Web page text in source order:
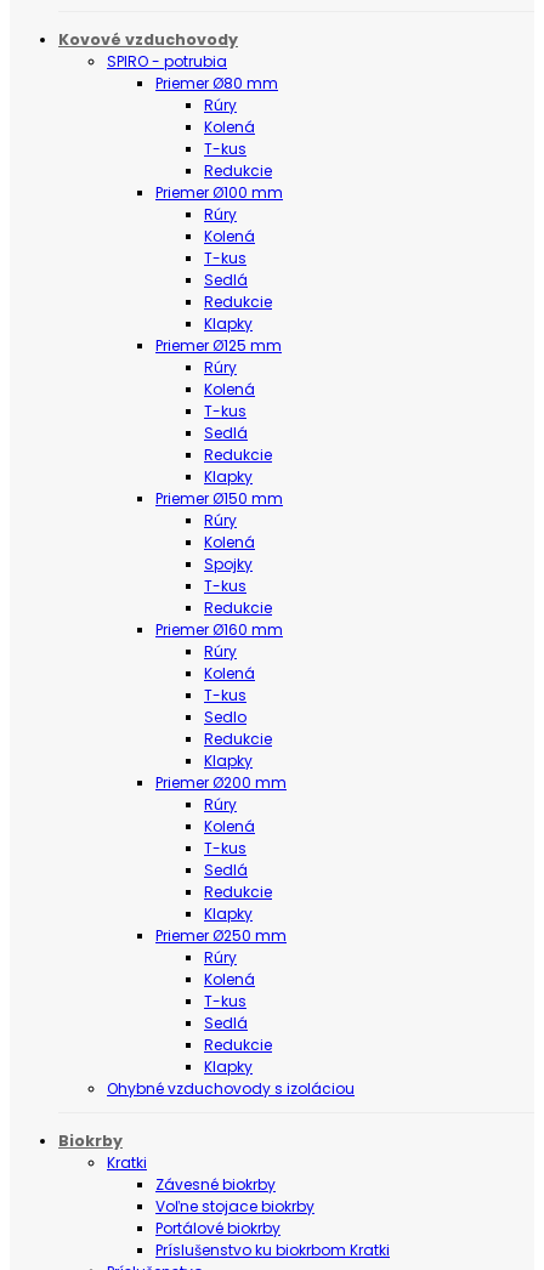
Kovové vzduchovody
SPIRO - potrubia
Priemer Ø80 mm
Rúry
Kolená
T-kus
Redukcie
Priemer Ø100 mm
Rúry
Kolená
T-kus
Sedlá
Redukcie
Klapky
Priemer Ø125 mm
Rúry
Kolená
T-kus
Sedlá
Redukcie
Klapky
Priemer Ø150 mm
Rúry
Kolená
Spojky
T-kus
Redukcie
Priemer Ø160 mm
Rúry
Kolená
T-kus
Sedlo
Redukcie
Klapky
Priemer Ø200 mm
Rúry
Kolená
T-kus
Sedlá
Redukcie
Klapky
Priemer Ø250 mm
Rúry
Kolená
T-kus
Sedlá
Redukcie
Klapky
Ohybné vzduchovody s izoláciou
Biokrby
Kratki
Závesné biokrby
Voľne stojace biokrby
Portálové biokrby
Príslušenstvo ku biokrbom Kratki